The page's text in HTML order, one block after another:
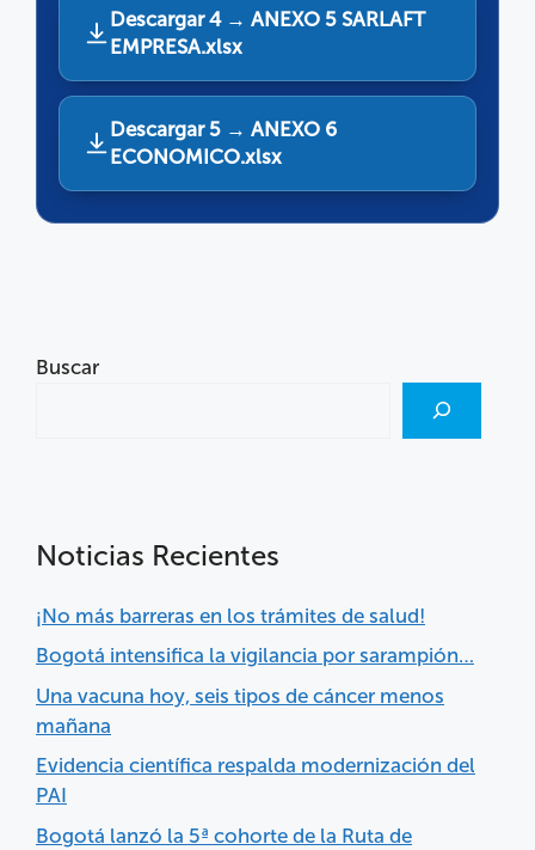
Descargar 4 → ANEXO 5 SARLAFT
EMPRESA.xlsx
Descargar 5 → ANEXO 6
ECONOMICO.xlsx
Buscar
Noticias Recientes
¡No más barreras en los trámites de salud!
Bogotá intensifica la vigilancia por sarampión…
Una vacuna hoy, seis tipos de cáncer menos
mañana
Evidencia científica respalda modernización del
PAI
Bogotá lanzó la 5ª cohorte de la Ruta de